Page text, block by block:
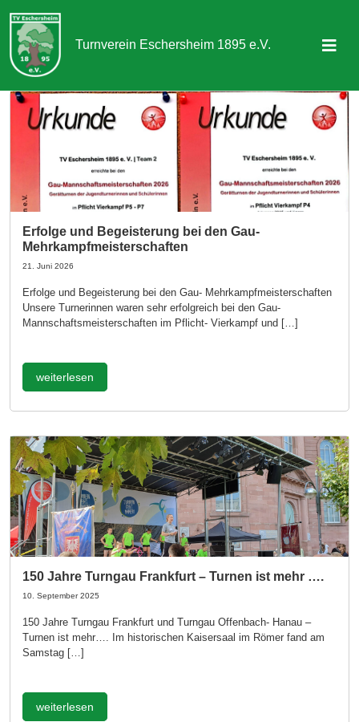
Turnverein Eschersheim 1895 e.V.
Sportangebot
Aktuelles & Termine
Über uns
Kontakt
Mitgliedschaft
Erfolge und Begeisterung bei den Gau-
Mehrkampfmeisterschaften
21. Juni 2026
Erfolge und Begeisterung bei den Gau- Mehrkampfmeisterschaften
Unsere Turnerinnen waren sehr erfolgreich bei den Gau-
Mannschaftsmeisterschaften im Pflicht- Vierkampf und […]
weiterlesen
150 Jahre Turngau Frankfurt – Turnen ist mehr ….
10. September 2025
150 Jahre Turngau Frankfurt und Turngau Offenbach- Hanau –
Turnen ist mehr…. Im historischen Kaisersaal im Römer fand am
Samstag […]
weiterlesen